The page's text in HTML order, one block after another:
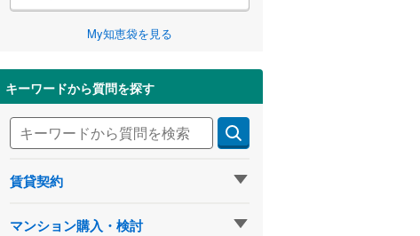
My知恵袋を見る
キーワードから質問を探す
賃貸契約
マンション購入・検討